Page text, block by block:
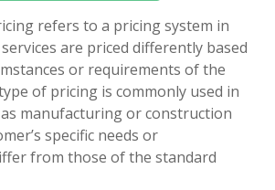
refers to a pricing system in
are priced differently based
or requirements of the
of pricing is commonly used in
manufacturing or construction
specific needs or
from those of the standard